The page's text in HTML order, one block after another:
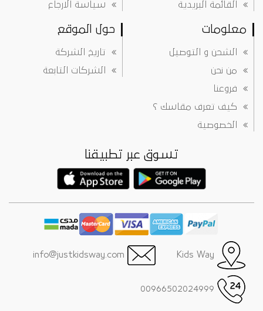
القائمة البريدية سياسة الارجاع
معلومات
الشحن و التوصيل
من نحن
فروعنا
كيف تعرف مقاسك ؟
الخصوصية
حول الموقع
تاريخ الشركة
الشركات التابعة
تسوق عبر تطبيقنا